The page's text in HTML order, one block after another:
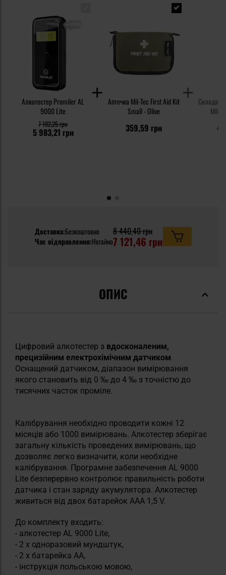
Алкотестер Promiler AL
9000 Lite
5 983,21 грн
7 182,25 грн
Аптечка Mil-Tec First Aid Kit
Small - Olive
359,59 грн
Mil-
Доставка:Безкоштовно
Час відправлення:Негайно
8 440,40 грн
7 121,46 грн
ОПИС
Цифровий алкотестер з вдосконаленим,
прецизійним електрохімічним датчиком.
Оснащений датчиком, діапазон вимірювання
якого становить від 0 ‰ до 4 ‰ з точністю до
тисячних часток проміле.
Калібрування необхідно проводити кожні 12
місяців або 1000 вимірювань. Алкотестер зберігає
загальну кількість проведених вимірювань, що
дозволяє легко визначити, коли необхідне
калібрування. Програмне забезпечення AL 9000
Lite безперервно контролює правильність роботи
датчика і стан заряду акумулятора. Алкотестер
живиться від двох батарейок AAA 1,5 V.
До комплекту входить:
- алкотестер AL 9000 Lite,
- 2 х одноразовий мундштук,
- 2 х батарейка АА,
- інструкція польською мовою,